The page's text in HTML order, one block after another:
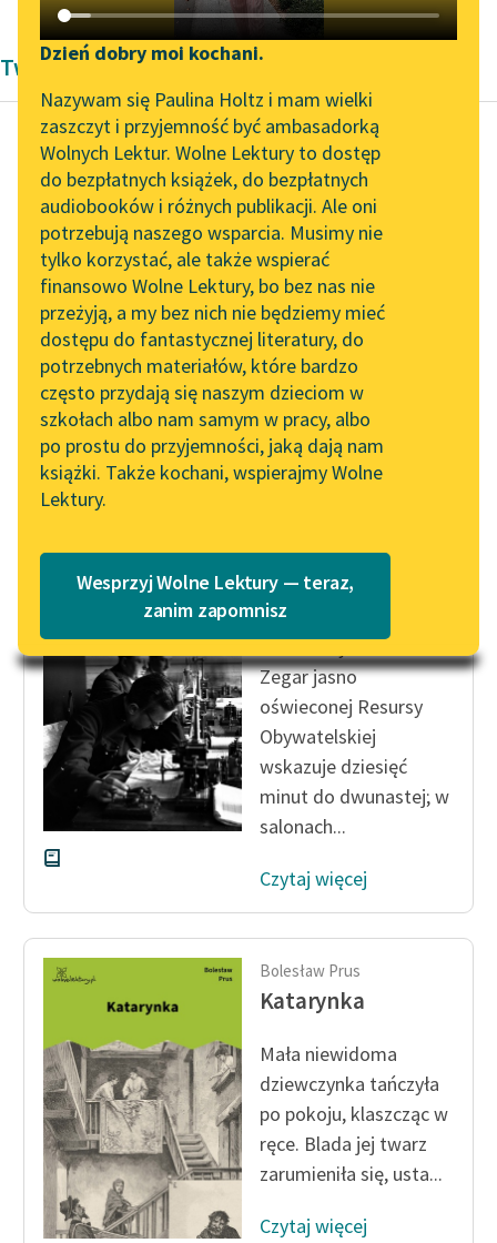
Katalog DAISY
Podkasty o książkach
Zgłoś brak utworu
Aktualności
Zapraszamy na spotkanie
online z tłumaczkami
literatury skandynawskiej
Spotkanie z Katarzyną
Tunkiel w Oslo
Wolne Lektury na 32.
Pol’and’Rock Festivalu
„Kochanek Lady
Chatterley” do słuchania
na Wolnych Lekturach
Nowy audiobook –
„Marzenie o Oriencie”
Lektury szkolne i klasyka
literatury do słuchania dla
uczennic i uczniów z
niepełnosprawnościami
E-kolekcja lektur
szkolnych i literatury do
słuchania dla uczennic i
uczniów z
Feministyczne inspiracje.
Popularyzacja
skandynawskiej literatury
feministycznej
Ręce pełne poezji
Kolekcje edukacyjne
twórców przechodzących
do domeny publicznej,
lektur szkolnych oraz
Starego Testamentu
Narzędzia
Mapa Wolnych Lektur
Leśmianator
Przewodnik dla piszących i
czytających
API
OAI-PMH
Widget Wolnych Lektur
Przypisy
Katalog w formacie PDF
Dzień dobry moi kochani.
Nazywam się Paulina Holtz i mam wielki
zaszczyt i przyjemność być ambasadorką
Wolnych Lektur. Wolne Lektury to dostęp
do bezpłatnych książek, do bezpłatnych
audiobooków i różnych publikacji. Ale oni
potrzebują naszego wsparcia. Musimy nie
tylko korzystać, ale także wspierać
finansowo Wolne Lektury, bo bez nas nie
przeżyją, a my bez nich nie będziemy mieć
dostępu do fantastycznej literatury, do
potrzebnych materiałów, które bardzo
często przydają się naszym dzieciom w
szkołach albo nam samym w pracy, albo
po prostu do przyjemności, jaką dają nam
książki. Także kochani, wspierajmy Wolne
Lektury.
Wesprzyj Wolne Lektury — teraz,
zanim zapomnisz
Twórczość Bolesław Prus
Bolesław Prus
Anielka
Około dziesiątej w
nocy, kiedy rosa spadła
na ziemię, ponad
wołanie żab wybił się
jakiś...
Czytaj więcej
Dziwna historia
Noc św. Sylwestra.
Zegar jasno
oświeconej Resursy
Obywatelskiej
wskazuje dziesięć
minut do dwunastej; w
salonach...
Czytaj więcej
Bolesław Prus
Katarynka
Mała niewidoma
dziewczynka tańczyła
po pokoju, klaszcząc w
ręce. Blada jej twarz
zarumieniła się, usta...
Czytaj więcej